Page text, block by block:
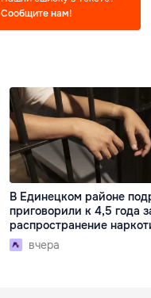
Сообщите нам!
В Единецком районе
приговорили к 4,5 года
распространение
вчера